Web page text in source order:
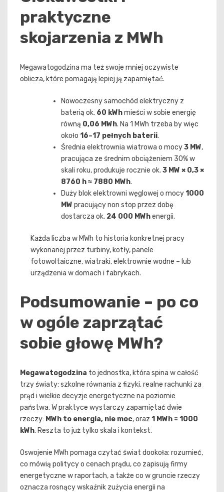
praktyczne
skojarzenia z MWh
Megawatogodzina ma też swoje mniej oczywiste
oblicza, które pomagają lepiej ją zapamiętać.
Nowoczesny samochód elektryczny z
baterią ok. 60 kWhmieści w sobie energię
równą 0,06 MWh. Na 1 MWh trzeba by więc
około 16–17 pełnych baterii.
Średnia elektrownia wiatrowa o mocy3 MW,
pracująca ze średnim obciążeniem 30% w
skali roku, produkuje rocznie ok. 3 MW × 0,3 ×
8760 h ≈ 7880 MWh.
Duży blok elektrowni węglowej o mocy1000
MW pracujący non stop przez dobę
dostarcza ok. 24 000 MWhenergii.
Każda liczba w MWh to historia konkretnej pracy
wykonanej przez turbiny, kotły, panele
fotowoltaiczne, wiatraki, elektrownie wodne – lub
urządzenia w domach i fabrykach.
Podsumowanie – po co
w ogóle zaprzątać
sobie głowę MWh?
Megawatogodzina to jednostka, która spina w całość
trzy światy: szkolne równania z fizyki, realne rachunki za
prąd i wielkie decyzje energetyczne na poziomie
państwa. W praktyce wystarczy zapamiętać dwie
rzeczy: MWh to energia, nie moc, oraz 1 MWh = 1000
kWh. Reszta to już tylko skala i kontekst.
Oswojenie MWh pomaga czytać świat dookoła: rozumieć,
co mówią politycy o cenach prądu, co zapisują firmy
energetyczne w raportach, a także co w gruncie rzeczy
oznacza rosnący wskaźnik zużycia energii na